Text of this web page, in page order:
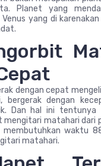
Planet yang
yang di
dengan cepat
bergerak dengan
Dan hal ini tentunya
mengitari matahari dari
membutuhkan waktu
matahari.